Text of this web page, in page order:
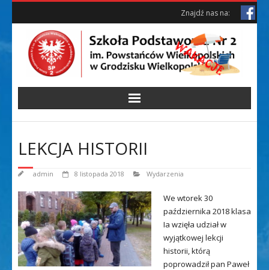
Skip
Skip
Znajdź nas na:
LEKCJA HISTORII
admin 8 listopada 2018 Wydarzenia
We wtorek 30
października 2018 klasa
Ia wzięła udział w
wyjątkowej lekcji
historii, którą
poprowadził pan Paweł